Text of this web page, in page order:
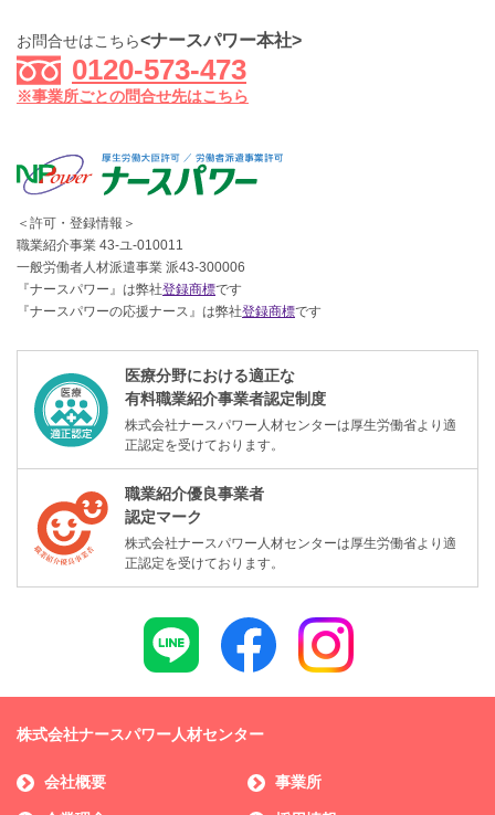
お問合せはこちら<ナースパワー本社>
0120-573-473
※事業所ごとの問合せ先はこちら
＜許可・登録情報＞
職業紹介事業 43-ユ-010011
一般労働者人材派遣事業 派43-300006
『ナースパワー』は弊社登録商標です
『ナースパワーの応援ナース』は弊社登録商標です
医療分野における適正な
有料職業紹介事業者認定制度
株式会社ナースパワー人材センターは厚生労働省より適
正認定を受けております。
職業紹介優良事業者
認定マーク
株式会社ナースパワー人材センターは厚生労働省より適
正認定を受けております。
株式会社ナースパワー人材センター
会社概要 事業所